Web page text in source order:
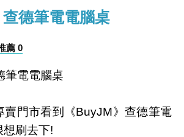
查德筆電電腦桌
薦 0
筆電電腦桌
賣門市看到《BuyJM》查德筆電
想刷去下!